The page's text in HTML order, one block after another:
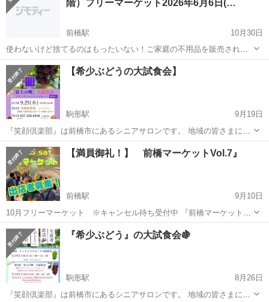
０...
階）フリーマーケット2026年6月6日(…
前橋駅
10月30日
使わないけど捨てるのはもったいない！ご家庭の不用品を販売されて
みてはいかがですか？ また、掘り出し物を探しに来るのも楽しいです
ね。 売る方、買う方、みなさまが楽しめるイベントにしたいので、 お
気軽にご来場してくださ...
群馬 前橋市 前橋駅 フリーマーケット
【希少ぶどうの大試食会】
駒形駅
9月19日
『笑顔倶楽部』は前橋市にあるシニアサロンです。 地域の皆さまに、
身近に楽しんでいただけるよう 様々なイベントを企画しております。
今回は地元生産者直送の『希少ぶどう』の大試食会を 開催させていた
だきます！ 【日時】 9/...
群馬 前橋市 駒形駅 フリーマーケット 試食会
【満員御礼！】 前橋マーケットVol.7』
前橋駅
9月10日
10月フリーマーケット ※キャンセル待ち受付中 『前橋マーケット
vol.7』 in 前橋リリカ ・10月25日（土）11時〜16時 ※イベントとし
て開催のため16時までいてくださる方限定！ ・会場 前橋リリカ２階
イ...
群馬 前橋市 前橋駅 フリーマーケット
『希少ぶどう』の大試食会🍇
駒形駅
8月26日
『笑顔倶楽部』は前橋市にあるシニアサロンです。 地域の皆さまに、